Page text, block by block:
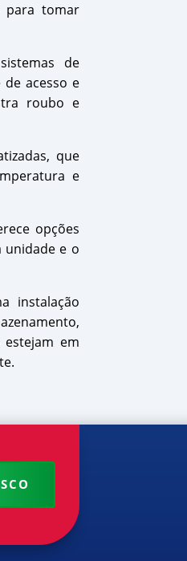
para tomar
de
acesso e
roubo e
que
e
opções
unidade e o
instalação
estejam em